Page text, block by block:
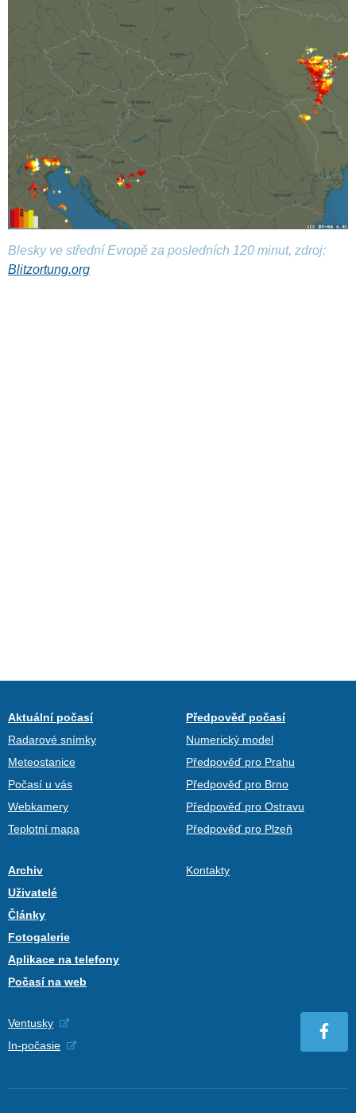
Blesky ve střední Evropě za posledních 120 minut, zdroj:
Blitzortung.org
Aktuální počasí
Radarové snímky
Meteostanice
Počasí u vás
Webkamery
Teplotní mapa
Předpověď počasí
Numerický model
Předpověď pro Prahu
Předpověď pro Brno
Předpověď pro Ostravu
Předpověď pro Plzeň
Archiv
Uživatelé
Články
Fotogalerie
Aplikace na telefony
Počasí na web
Kontakty
Ventusky
In-počasie